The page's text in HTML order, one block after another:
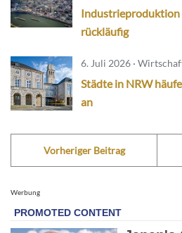
Industrieproduktion
rückläufig
6. Juli 2026 ·
Städte in NRW
an
Vorheriger Beitrag
Werbung